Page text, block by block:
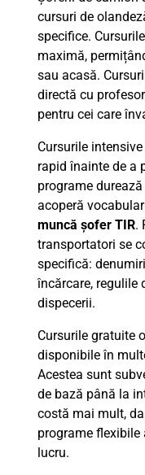
cursuri de
specifice.
maximă,
sau acasă.
directă cu
pentru cei care
Cursurile
rapid înainte de a
programe
acoperă
muncă șofer TIR.
transportatori se
specifică:
încărcare, regulile
dispecerii.
Cursurile gratuite
disponibile în
Acestea sunt
de bază până la
costă mai mult,
programe
lucru.